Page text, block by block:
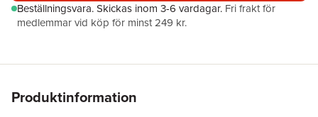
Beställningsvara.Skickas inom 3-6 vardagar. Fri frakt för
medlemmar vid köp för minst 249 kr.
Produktinformation